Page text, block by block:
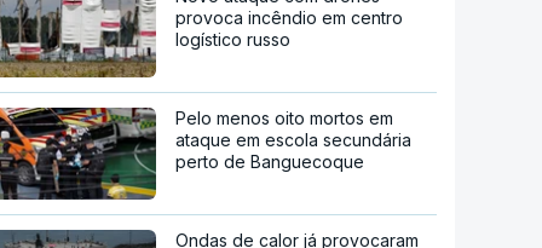
provoca incêndio em centro
logístico russo
Pelo menos oito mortos em
ataque em escola secundária
perto de Banguecoque
Ondas de calor já provocaram